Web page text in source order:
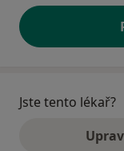
Jste tento lékař?